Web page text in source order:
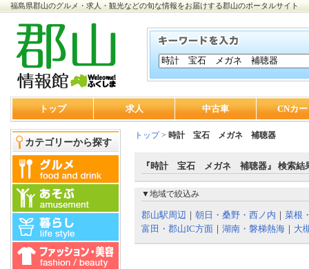
福島県郡山のグルメ・求人・観光などの旬な情報をお届けする郡山のポータルサイト
トップ 求人 中古車 CNカ
カテゴリーから探す
トップ> 時計 宝石 メガネ 補聴器
『時計 宝石 メガネ 補聴器』 検索
▼地域で絞込み
郡山駅周辺 ｜ 朝日・桑野・西ノ内 ｜ 菜根
富田・郡山IC方面 ｜ 湖南・磐梯熱海 ｜ 大